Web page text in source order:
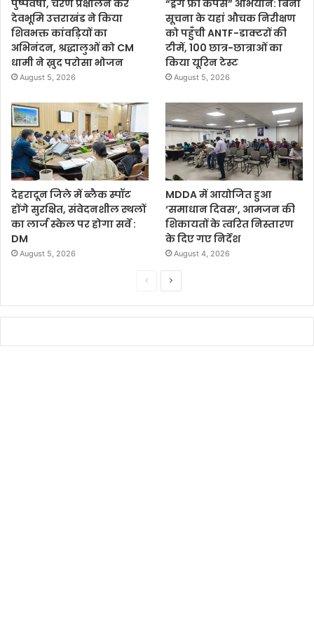
पुष्पवर्षा, चरण प्रक्षालन कर
देवभूमि उत्तराखंड ने किया
शिवभक्त कांवड़ियों का
अभिनंदन, श्रद्धालुओं को CM
धामी ने ख़ुद परोसा भोजन
August 5, 2026
“ड्रग फ्री कैंपस” अभियान: बिना
सूचना के यहां औचक निरीक्षण
को पहुँची ANTF-डाक्टरों की
टीमें, 100 छात्र-छात्राओं का
किया यूरिन टेस्ट
August 5, 2026
देहरादून जिले में ब्लैक स्पॉट
होंगे सुरक्षित, संवेदनशील स्थलों
का लार्ज स्केल पर होगा सर्वे :
DM
August 5, 2026
MDDA में आयोजित हुआ
‘समाधान दिवस’, आमजन की
शिकायतों के त्वरित निस्तारण
के दिए गए निर्देश
August 4, 2026
e
x